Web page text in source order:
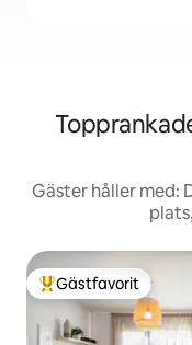
Gäster håller med:
Populär gästfavorit
Gästfavorit